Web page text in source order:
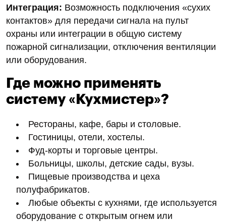
Интеграция: Возможность подключения «сухих
контактов» для передачи сигнала на пульт
охраны или интеграции в общую систему
пожарной сигнализации, отключения вентиляции
или оборудования.
Где можно применять
систему «Кухмистер»?
Рестораны, кафе, бары и столовые.
Гостиницы, отели, хостелы.
Фуд-корты и торговые центры.
Больницы, школы, детские сады, вузы.
Пищевые производства и цеха
полуфабрикатов.
Любые объекты с кухнями, где используется
оборудование с открытым огнем или